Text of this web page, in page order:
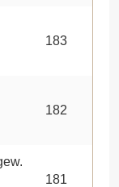
183
182
181